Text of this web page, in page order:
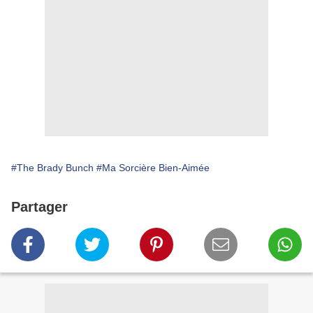
#The Brady Bunch #Ma Sorcière Bien-Aimée
Partager